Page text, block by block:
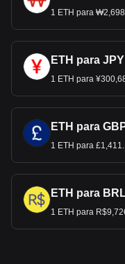
1 ETH para
ETH para JPY
1 ETH para
ETH para
1 ETH para
ETH para
1 ETH para